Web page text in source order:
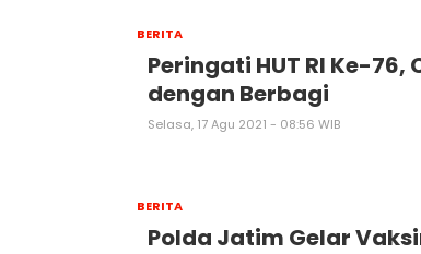
BERITA
Peringati HUT RI Ke-
dengan Berbagi
Selasa, 17 Agu 2021 - 08:56 WIB
BERITA
Polda Jatim Gelar